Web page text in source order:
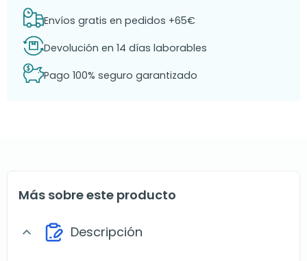
Envíos gratis en pedidos +65€
Devolución en 14 días laborables
Pago 100% seguro garantizado
Más sobre este producto
expand_more Descripción